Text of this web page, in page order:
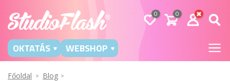
0 0
OKTATÁS WEBSHOP
Főoldal Blog